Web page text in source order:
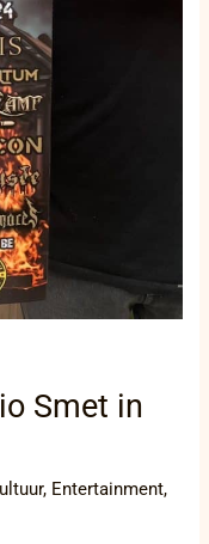
Smet in
, Entertainment,